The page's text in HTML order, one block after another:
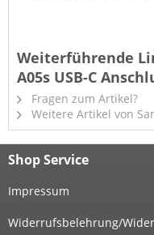
Weiterführende
A05s USB-C
Fragen zum Artikel?
Weitere Artikel von
Shop Service
Impressum
Widerrufsbelehrung/